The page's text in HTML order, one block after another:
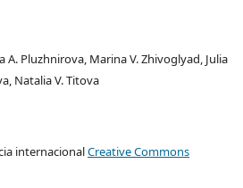
A. Pluzhnirova, Marina V. Zhivoglyad, Julia
Natalia V. Titova
internacionalCreative Commons